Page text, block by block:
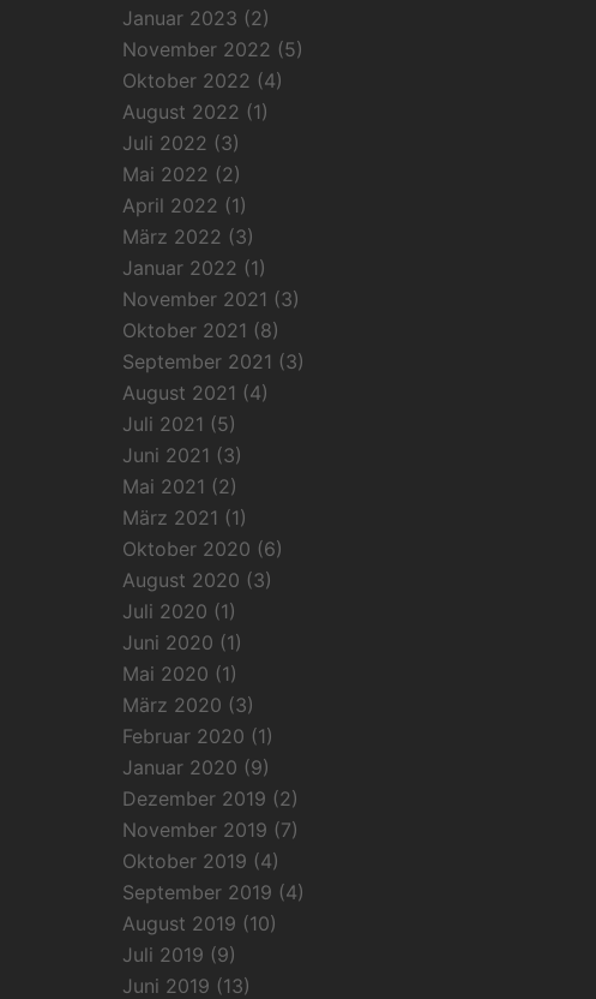
Januar 2023 (2)
November 2022 (5)
Oktober 2022 (4)
August 2022 (1)
Juli 2022 (3)
Mai 2022 (2)
April 2022 (1)
März 2022 (3)
Januar 2022 (1)
November 2021 (3)
Oktober 2021 (8)
September 2021 (3)
August 2021 (4)
Juli 2021 (5)
Juni 2021 (3)
Mai 2021 (2)
März 2021 (1)
Oktober 2020 (6)
August 2020 (3)
Juli 2020 (1)
Juni 2020 (1)
Mai 2020 (1)
März 2020 (3)
Februar 2020 (1)
Januar 2020 (9)
Dezember 2019 (2)
November 2019 (7)
Oktober 2019 (4)
September 2019 (4)
August 2019 (10)
Juli 2019 (9)
Juni 2019 (13)